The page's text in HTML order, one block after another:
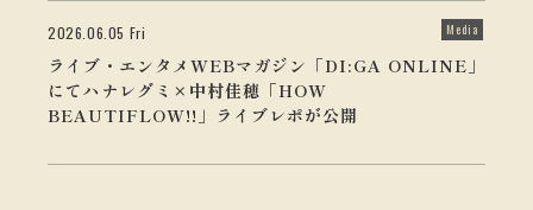
2026.06.05 Fri Media
ライブ・エンタメWEBマガジン「DI:GA ONLINE」
にてハナレグミ×中村佳穂「HOW
BEAUTIFLOW!!」ライブレポが公開